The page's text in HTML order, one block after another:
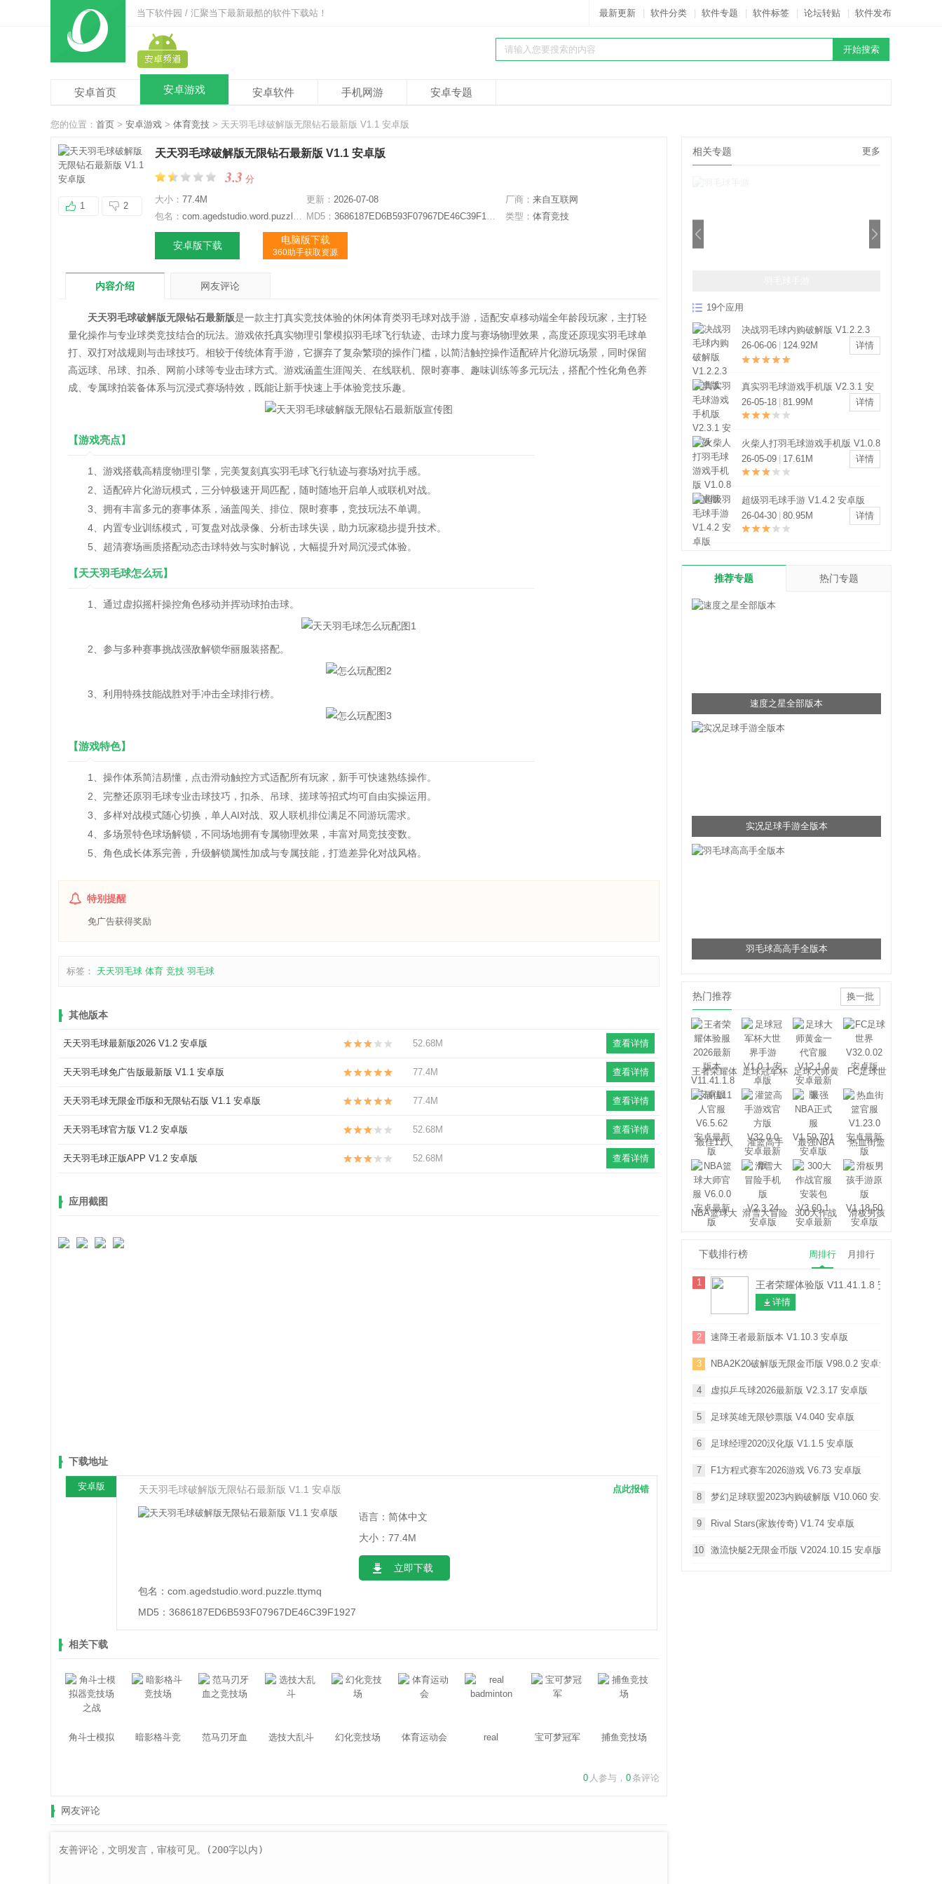
当下软件园 / 汇聚当下最新最酷的软件下载站！ 最新更新 软件分类 软件专题 软件标签 论坛转贴 软件发布
安卓首页 安卓游戏 安卓软件 手机网游 安卓专题
您的位置： 首页 > 安卓游戏 > 体育竞技 > 天天羽毛球破解版无限钻石最新版 V1.1 安卓版
1 2
天天羽毛球破解版无限钻石最新版 V1.1 安卓版
3.3 分
大小： 77.4M 更新： 2026-07-08 厂商： 来自互联网
包名： com.agedstudio.word.puzzle.ttymq MD5： 3686187ED6B593F07967DE46C39F1927 类型： 体育竞技
安卓版下载 电脑版下载
360助手获取资源
内容介绍 网友评论
天天羽毛球破解版无限钻石最新版是一款主打真实竞技体验的休闲体育类羽毛球对战手游，适配安卓移动端全年龄段玩家，主打轻
量化操作与专业球类竞技结合的玩法。游戏依托真实物理引擎模拟羽毛球飞行轨迹、击球力度与赛场物理效果，高度还原现实羽毛球单
打、双打对战规则与击球技巧。相较于传统体育手游，它摒弃了复杂繁琐的操作门槛，以简洁触控操作适配碎片化游玩场景，同时保留
高远球、吊球、扣杀、网前小球等专业击球方式。游戏涵盖生涯闯关、在线联机、限时赛事、趣味训练等多元玩法，搭配个性化角色养
成、专属球拍装备体系与沉浸式赛场特效，既能让新手快速上手体验竞技乐趣。
【游戏亮点】
1、游戏搭载高精度物理引擎，完美复刻真实羽毛球飞行轨迹与赛场对抗手感。
2、适配碎片化游玩模式，三分钟极速开局匹配，随时随地开启单人或联机对战。
3、拥有丰富多元的赛事体系，涵盖闯关、排位、限时赛事，竞技玩法不单调。
4、内置专业训练模式，可复盘对战录像、分析击球失误，助力玩家稳步提升技术。
5、超清赛场画质搭配动态击球特效与实时解说，大幅提升对局沉浸式体验。
【天天羽毛球怎么玩】
1、通过虚拟摇杆操控角色移动并挥动球拍击球。
2、参与多种赛事挑战强敌解锁华丽服装搭配。
3、利用特殊技能战胜对手冲击全球排行榜。
【游戏特色】
1、操作体系简洁易懂，点击滑动触控方式适配所有玩家，新手可快速熟练操作。
2、完整还原羽毛球专业击球技巧，扣杀、吊球、搓球等招式均可自由实操运用。
3、多样对战模式随心切换，单人AI对战、双人联机排位满足不同游玩需求。
4、多场景特色球场解锁，不同场地拥有专属物理效果，丰富对局竞技变数。
5、角色成长体系完善，升级解锁属性加成与专属技能，打造差异化对战风格。
特别提醒
免广告获得奖励
标签： 天天羽毛球 体育 竞技 羽毛球
其他版本
查看详情
天天羽毛球最新版2026 V1.2 安卓版 52.68M
查看详情
天天羽毛球免广告版最新版 V1.1 安卓版 77.4M
查看详情
天天羽毛球无限金币版和无限钻石版 V1.1 安卓版 77.4M
查看详情
天天羽毛球官方版 V1.2 安卓版 52.68M
查看详情
天天羽毛球正版APP V1.2 安卓版 52.68M
应用截图
下载地址
安卓版 天天羽毛球破解版无限钻石最新版 V1.1 安卓版 点此报错
语言：简体中文
大小：77.4M
立即下载
包名： com.agedstudio.word.puzzle.ttymq
MD5： 3686187ED6B593F07967DE46C39F1927
相关下载
角斗士模拟
暗影格斗竞
范马刃牙血
选技大乱斗 幻化竞技场 体育运动会
real
宝可梦冠军 捕鱼竞技场
0 人参与， 0条评论
网友评论
相关专题 更多
19个应用
决战羽毛球内购破解版 V1.2.2.3
安卓版
26-06-06 124.92M 详情
真实羽毛球游戏手机版 V2.3.1 安
卓版
26-05-18 81.99M 详情
火柴人打羽毛球游戏手机版 V1.0.8
安卓版
26-05-09 17.61M 详情
超级羽毛球手游 V1.4.2 安卓版
26-04-30 80.95M 详情
推荐专题 热门专题
速度之星全部版本
实况足球手游全版本
羽毛球高高手全版本
热门推荐 换一批
王者荣耀体
验服
足球冠军杯
大世界
足球大师黄
金一代
FC足球世
最佳11人 灌篮高手 最强NBA 热血街篮
NBA篮球大
师
滑雪大冒险 300大作战 滑板男孩
下载排行榜 周排行 月排行
1 王者荣耀体验版 V11.41.1.8 安卓版
详情
2 速降王者最新版本 V1.10.3 安卓版
3 NBA2K20破解版无限金币版 V98.0.2 安卓免费版
4 虚拟乒乓球2026最新版 V2.3.17 安卓版
5 足球英雄无限钞票版 V4.040 安卓版
6 足球经理2020汉化版 V1.1.5 安卓版
7 F1方程式赛车2026游戏 V6.73 安卓版
8 梦幻足球联盟2023内购破解版 V10.060 安卓版
9 Rival Stars(家族传奇) V1.74 安卓版
10 激流快艇2无限金币版 V2024.10.15 安卓版